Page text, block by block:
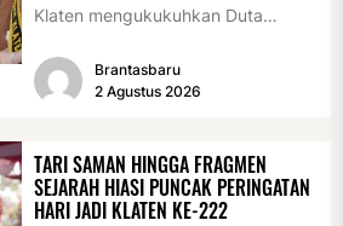
Klaten mengukukuhkan Duta
pelajar dan pemuda. Pengukuhan
tersebut digelar...
Brantasbaru
2 Agustus 2026
TARI SAMAN HINGGA FRAGMEN
SEJARAH HIASI PUNCAK PERINGATAN
HARI JADI KLATEN KE-222